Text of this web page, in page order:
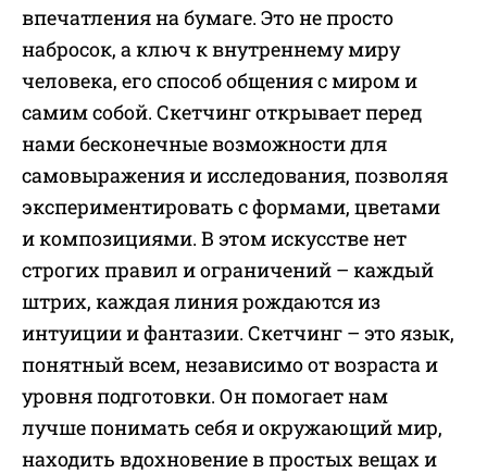
впечатления на бумаге. Это не просто
набросок, а ключ к внутреннему миру
человека, его способ общения с миром и
самим собой. Скетчинг открывает перед
нами бесконечные возможности для
самовыражения и исследования, позволяя
экспериментировать с формами, цветами
и композициями. В этом искусстве нет
строгих правил и ограничений – каждый
штрих, каждая линия рождаются из
интуиции и фантазии. Скетчинг – это язык,
понятный всем, независимо от возраста и
уровня подготовки. Он помогает нам
лучше понимать себя и окружающий мир,
находить вдохновение в простых вещах и